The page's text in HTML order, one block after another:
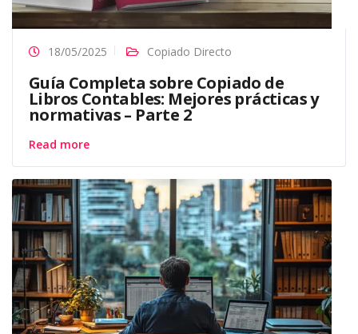
18/05/2025 Copiado Directo
Guía Completa sobre Copiado de
Libros Contables: Mejores prácticas y
normativas – Parte 2
Read more